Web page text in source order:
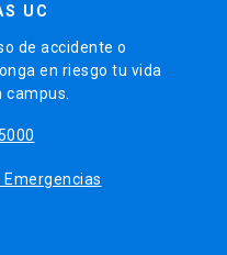
UC
de accidente o
en riesgo tu vida
Emergencias